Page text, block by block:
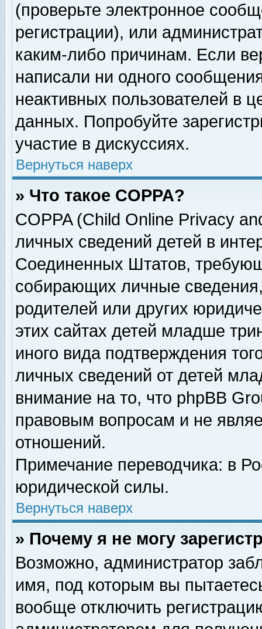
(проверьте электронное
регистрации), или
каким-либо причинам. Если
написали ни одного
неактивных пользователей в
данных. Попробуйте
участие в дискуссиях.
Вернуться наверх
» Что такое COPPA?
COPPA (Child Online Privacy
личных сведений детей в
Соединенных Штатов,
собирающих личные
родителей или других
этих сайтах детей младше
иного вида подтверждения
личных сведений от детей
внимание на то, что phpBB
правовым вопросам и не
отношений.
Примечание переводчика: в
юридической силы.
Вернуться наверх
» Почему я не могу
Возможно, администратор
имя, под которым вы
вообще отключить